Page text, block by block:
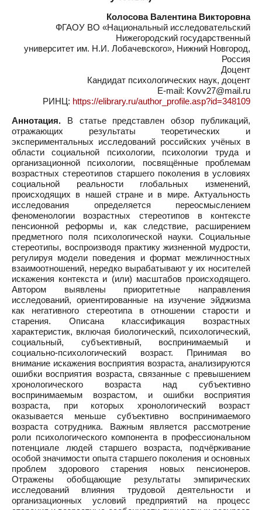
Колосова Валентина Викторовна
ФГАОУ ВО «Национальный исследовательский
Нижегородский государственный
университет им. Н.И. Лобачевского», Нижний Новгород,
Россия
Доцент
Кандидат психологических наук, доцент
E-mail: Kovv27@mail.ru
РИНЦ: https://elibrary.ru/author_profile.asp?id=348109
Аннотация. В статье представлен обзор публикаций,
отражающих результаты теоретических и
экспериментальных исследований российских учёных в
области социальной психологии, психологии труда и
организационной психологии, посвящённые проблемам
возрастных стереотипов старшего поколения в условиях
социальной реальности глобальных изменений,
происходящих в нашей стране и в мире. Актуальность
исследования определяется переосмыслением
феноменологии возрастных стереотипов в контексте
пенсионной реформы и, как следствие, расширением
предметного поля психологической науки. Социальные
стереотипы, воспроизводя практику жизненной мудрости,
регулируя модели поведения и формат межличностных
взаимоотношений, нередко вырабатывают у их носителей
искажения контекста и (или) масштабов происходящего.
Автором выявлены приоритетные направления
исследований, ориентированные на изучение эйджизма
как негативного стереотипа в отношении старости и
старения. Описана классификация возрастных
характеристик, включая биологический, психологический,
социальный, субъективный, воспринимаемый и
социально-психологический возраст. Принимая во
внимание искажения восприятия возраста, анализируются
ошибки восприятия возраста, связанные с превышением
хронологического возраста над субъективно
воспринимаемым возрастом, и ошибки восприятия
возраста, при которых хронологический возраст
оказывается меньше субъективно воспринимаемого
возраста сотрудника. Важным является рассмотрение
роли психологического компонента в профессиональном
потенциале людей старшего возраста, подчёркивание
особой значимости опыта старшего поколения и основных
проблем здорового старения новых пенсионеров.
Отражены обобщающие результаты эмпирических
исследований влияния трудовой деятельности и
организационных условий предприятий на процесс